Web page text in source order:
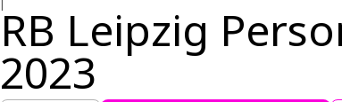
RB Leipzig
2023